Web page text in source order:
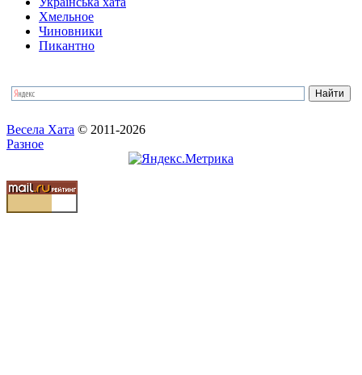
Хмельное
Чиновники
Пикантно
Весела Хата © 2011-2026
Разное